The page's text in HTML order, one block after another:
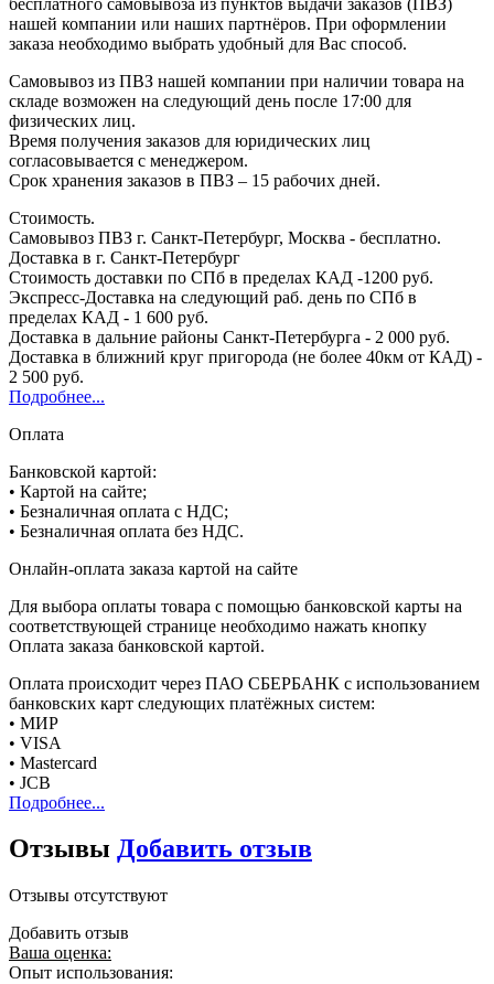
нашей компании или наших партнёров. При оформлении
заказа необходимо выбрать удобный для Вас способ.
Самовывоз из ПВЗ нашей компании при наличии товара на
складе возможен на следующий день после 17:00 для
физических лиц.
Время получения заказов для юридических лиц
согласовывается с менеджером.
Срок хранения заказов в ПВЗ – 15 рабочих дней.
Стоимость.
Самовывоз ПВЗ г. Санкт-Петербург, Москва - бесплатно.
Доставка в г. Санкт-Петербург
Стоимость доставки по СПб в пределах КАД -1200 руб.
Экспресс-Доставка на следующий раб. день по СПб в
пределах КАД - 1 600 руб.
Доставка в дальние районы Санкт-Петербурга - 2 000 руб.
Доставка в ближний круг пригорода (не более 40км от КАД) -
2 500 руб.
Подробнее...
Оплата
Банковской картой:
• Картой на сайте;
• Безналичная оплата с НДС;
• Безналичная оплата без НДС.
Онлайн-оплата заказа картой на сайте
Для выбора оплаты товара с помощью банковской карты на
соответствующей странице необходимо нажать кнопку
Оплата заказа банковской картой.
Оплата происходит через ПАО СБЕРБАНК с использованием
банковских карт следующих платёжных систем:
• МИР
• VISA
• Mastercard
• JCB
Подробнее...
Отзывы Добавить отзыв
Отзывы отсутствуют
Добавить отзыв
Ваша оценка:
Опыт использования: